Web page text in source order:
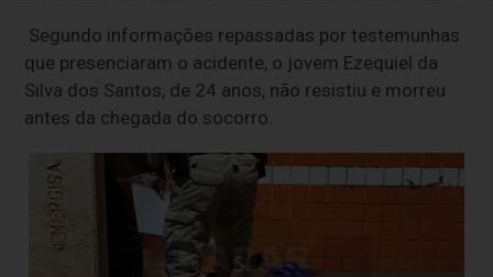
Segundo informações repassadas por testemunhas
que presenciaram o acidente, o jovem Ezequiel da
Silva dos Santos, de 24 anos, não resistiu e morreu
antes da chegada do socorro.